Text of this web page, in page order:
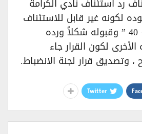
رد استئناف نادي الكرامة
لكونه غير قابل للاستئناف
وفقاً للمادة ” 3 – 40 ” وقبوله شكلاً ورده
لكون القرار جاء
، وتصديق قرار لجنة الانضباط.
Twitter